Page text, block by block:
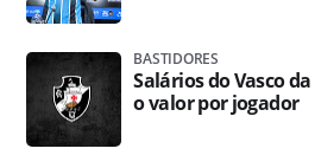
BASTIDORES
Salários do Vasco
o valor por jogador